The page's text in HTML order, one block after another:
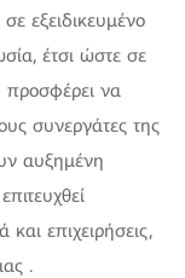
εξειδικευμένο
έτσι ώστε σε
προσφέρει να
συνεργάτες της
αυξημένη
επιχειρήσεις,
.